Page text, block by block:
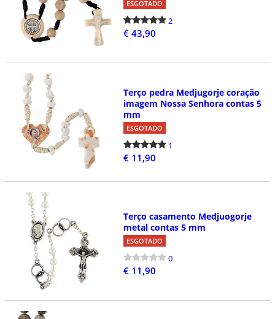
ESGOTADO
2
€ 43,90
Terço pedra Medjugorje coração
imagem Nossa Senhora contas 5
mm
ESGOTADO
1
€ 11,90
Terço casamento Medjuogorje
metal contas 5 mm
ESGOTADO
0
€ 11,90